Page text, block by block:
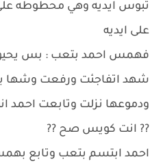
تبوس ايديه وهي محطوطه
على ايديه
فهمس احمد بتعب : بس
شهد اتفاجئت ورفعت وشها
ودموعها نزلت وتابعت احمد
?? انت كويس صح ??
احمد ابتسم بتعب وتابع